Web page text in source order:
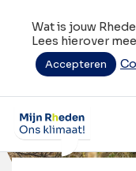
Wat is jouw
Lees hierover
Accepteren
Wat is jouw Rheden
Home